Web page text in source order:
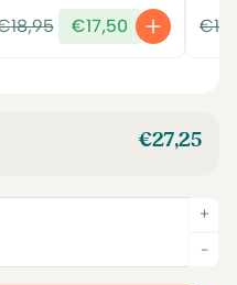
18,95
Oorspronkelijke
prijs
€17,50
Huidige
prijs
€
€27,25
-
+